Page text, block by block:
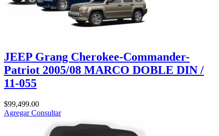
JEEP Grang Cherokee-Commander-
Patriot 2005/08 MARCO DOBLE DIN /
11-055
$99,499.00
AgregarConsultar